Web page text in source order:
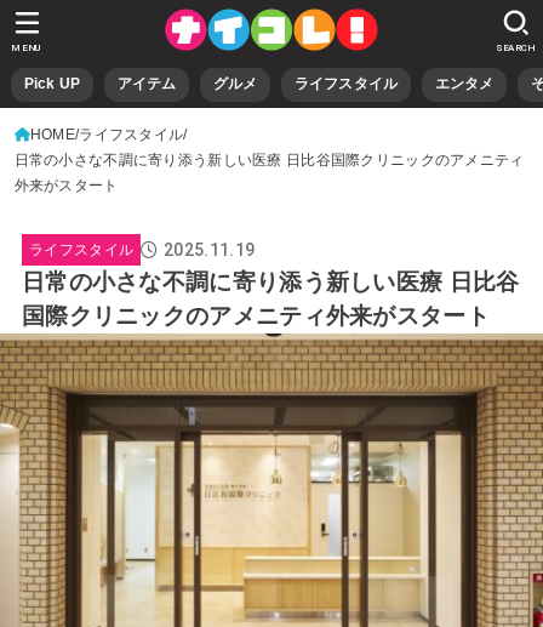
Pick UP アイテム グルメ ライフスタイル エンタメ
SEARCH
MENU
HOME ライフスタイル
日常の小さな不調に寄り添う新しい医療 日比谷国際クリニックのアメニティ
外来がスタート
ライフスタイル 2025.11.19
日常の小さな不調に寄り添う新しい医療 日比谷
国際クリニックのアメニティ外来がスタート